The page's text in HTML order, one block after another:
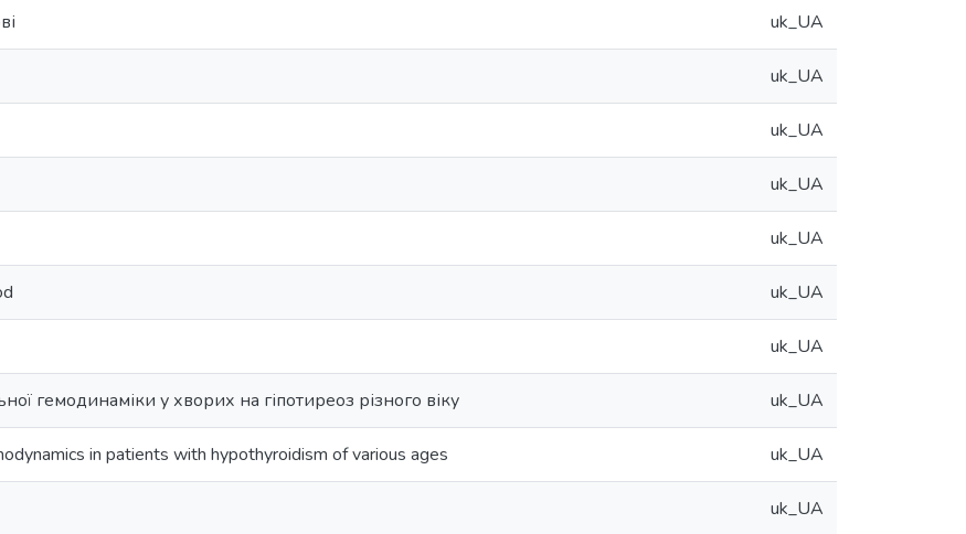
uk_UA
uk_UA
uk_UA
uk_UA
uk_UA
uk_UA
uk_UA
гемодинаміки у хворих на гіпотиреоз різного віку uk_UA
in patients with hypothyroidism of various ages uk_UA
uk_UA